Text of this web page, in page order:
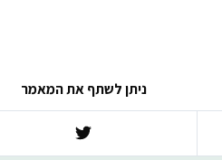
ניתן לשתף את המאמר